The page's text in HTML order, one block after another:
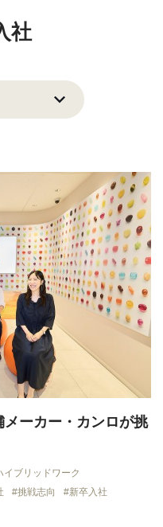
リー
レス
個々が活躍
安定志向
社
ーカー・カンロが挑
イブリッドワーク
挑戦志向
新卒入社